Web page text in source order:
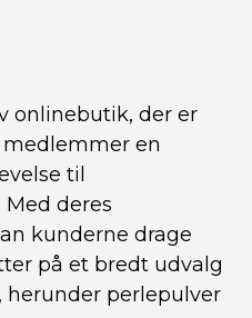
onlinebutik, der er
en
til
deres
kunderne drage
på et bredt udvalg
herunder perlepulver